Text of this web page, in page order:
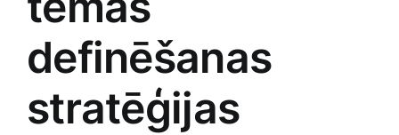
definēšanas
stratēģijas